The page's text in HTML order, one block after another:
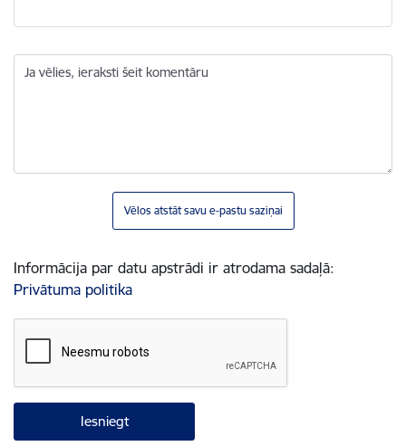
Ja vēlies, ieraksti šeit komentāru
Vēlos atstāt savu e-pastu saziņai
Informācija par datu apstrādi ir atrodama sadaļā:
Privātuma politika